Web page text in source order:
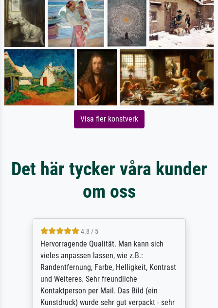
Visa fler konstverk
Det här tycker våra kunder
om oss
4.8 / 5
So, I ordered a large print of The
Annunciation by Fra Angelico from a very
large and popular American "art/poster"
site advertising giclee print quality. The
quality for a large print was atrocious. They
refunded me when I sent pictures of the